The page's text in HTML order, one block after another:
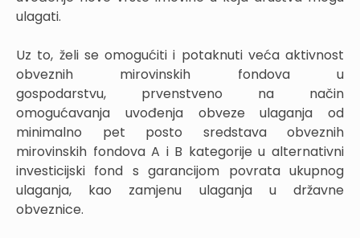
ulagati.
Uz to, želi se omogućiti i potaknuti veća aktivnost
obveznih mirovinskih fondova u
gospodarstvu, prvenstveno na način
omogućavanja uvođenja obveze ulaganja od
minimalno pet posto sredstava obveznih
mirovinskih fondova A i B kategorije u alternativni
investicijski fond s garancijom povrata ukupnog
ulaganja, kao zamjenu ulaganja u državne
obveznice.